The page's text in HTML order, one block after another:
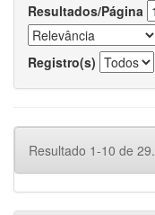
Resultados/Página
Registro(s)
Resultado 1-10 de 29.